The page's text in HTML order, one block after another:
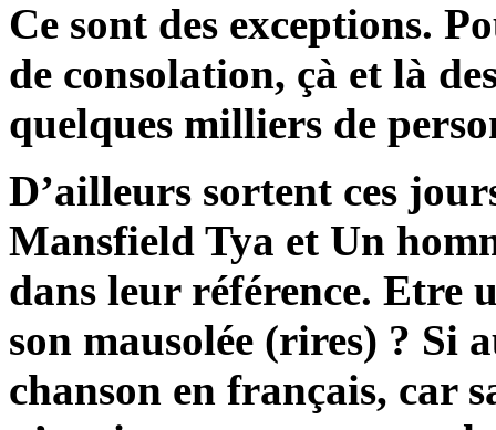
Ce sont des exceptions.
de consolation, çà et là
quelques milliers de
D’ailleurs sortent ces
Mansfield Tya et Un
dans leur référence. Etre
son mausolée (rires) ? Si
chanson en français, car